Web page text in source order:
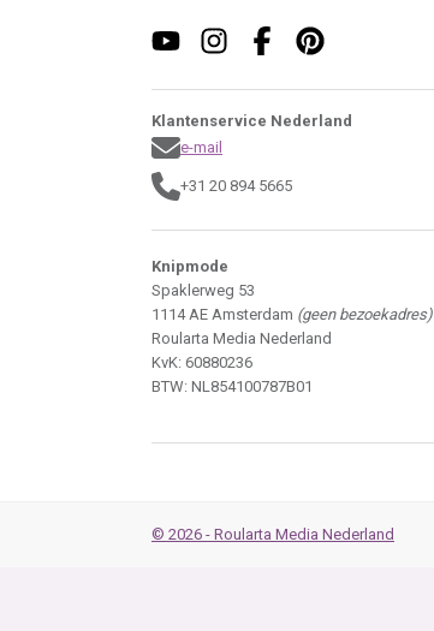
Klantenservice Nederland
e-mail
+31 20 894 5665
Knipmode
Spaklerweg 53
1114 AE Amsterdam (geen bezoekadres)
Roularta Media Nederland
KvK: 60880236
BTW: NL854100787B01
© 2026 - Roularta Media Nederland